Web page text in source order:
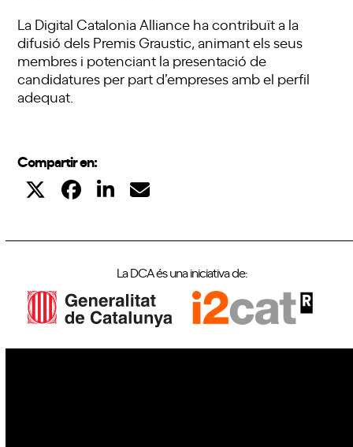
La Digital Catalonia Alliance ha contribuït a la
difusió dels Premis Graustic, animant els seus
membres i potenciant la presentació de
candidatures per part d’empreses amb el perfil
adequat.
Compartir en:
La DCA és una iniciativa de: